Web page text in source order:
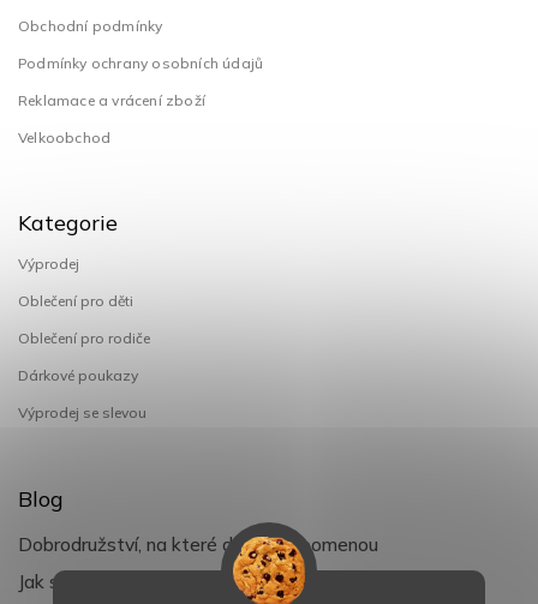
Obchodní podmínky
Podmínky ochrany osobních údajů
Reklamace a vrácení zboží
Velkoobchod
Kategorie
Výprodej
Oblečení pro děti
Oblečení pro rodiče
Dárkové poukazy
Výprodej se slevou
Blog
Dobrodružství, na které děti nezapomenou
Jak si užít léto s dětmi naplno